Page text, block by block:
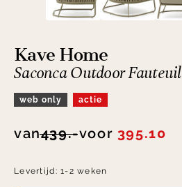
Kave Home
Saconca Outdoor Fauteuil
web only actie
van439.-voor 395.10
Levertijd:1-2 weken